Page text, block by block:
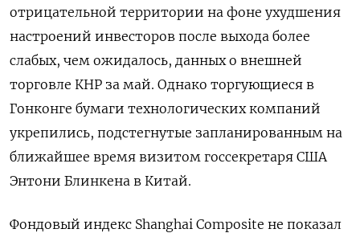
отрицательной территории на фоне ухудшения
настроений инвесторов после выхода более
слабых, чем ожидалось, данных о внешней
торговле КНР за май. Однако торгующиеся в
Гонконге бумаги технологических компаний
укрепились, подстегнутые запланированным на
ближайшее время визитом госсекретаря США
Энтони Блинкена в Китай.
Фондовый индекс Shanghai Composite не показал